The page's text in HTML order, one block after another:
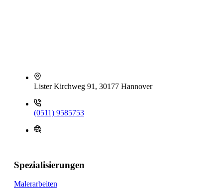
Lister Kirchweg 91, 30177 Hannover
(0511) 9585753
Spezialisierungen
Malerarbeiten